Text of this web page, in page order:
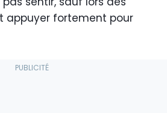
appuyer fortement pour